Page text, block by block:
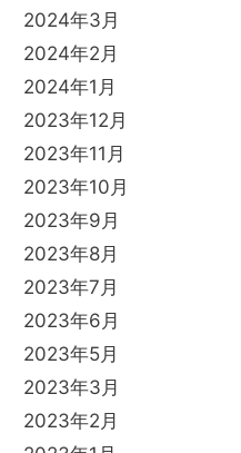
2024年3月
2024年2月
2024年1月
2023年12月
2023年11月
2023年10月
2023年9月
2023年8月
2023年7月
2023年6月
2023年5月
2023年3月
2023年2月